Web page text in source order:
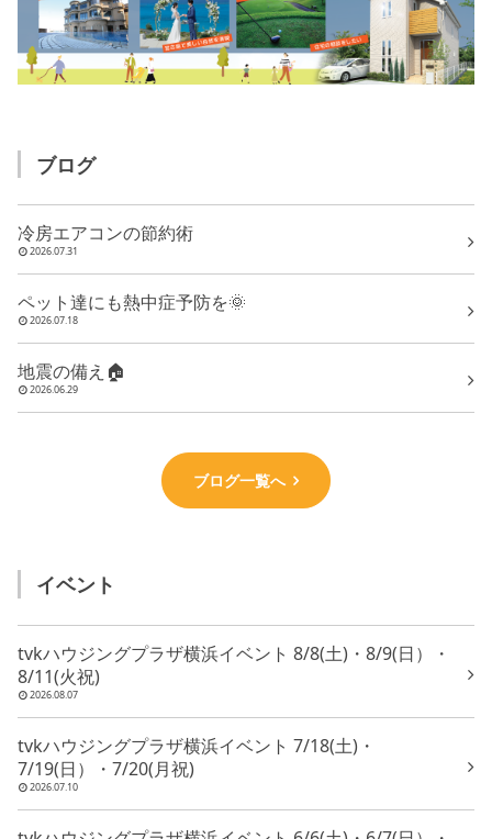
ブログ
冷房エアコンの節約術
2026.07.31
ペット達にも熱中症予防を🌞
2026.07.18
地震の備え🏠
2026.06.29
ブログ一覧へ
イベント
tvkハウジングプラザ横浜イベント 8/8(土)・8/9(日）・
8/11(火祝)
2026.08.07
tvkハウジングプラザ横浜イベント 7/18(土)・
7/19(日）・7/20(月祝)
2026.07.10